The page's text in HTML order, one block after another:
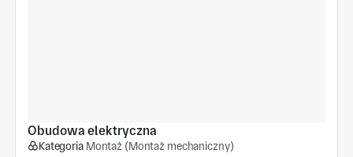
Obudowa elektryczna
Kategoria Montaż (Montaż mechaniczny)